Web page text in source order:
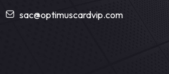
sac@optimuscardvip.com